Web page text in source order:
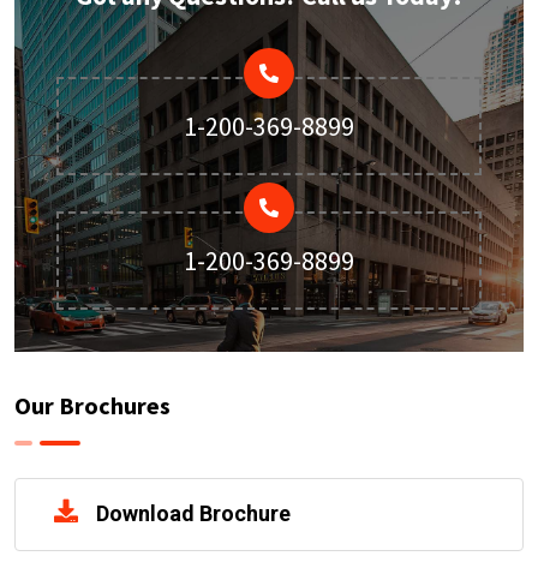
1-200-369-8899
1-200-369-8899
Our Brochures
Download Brochure